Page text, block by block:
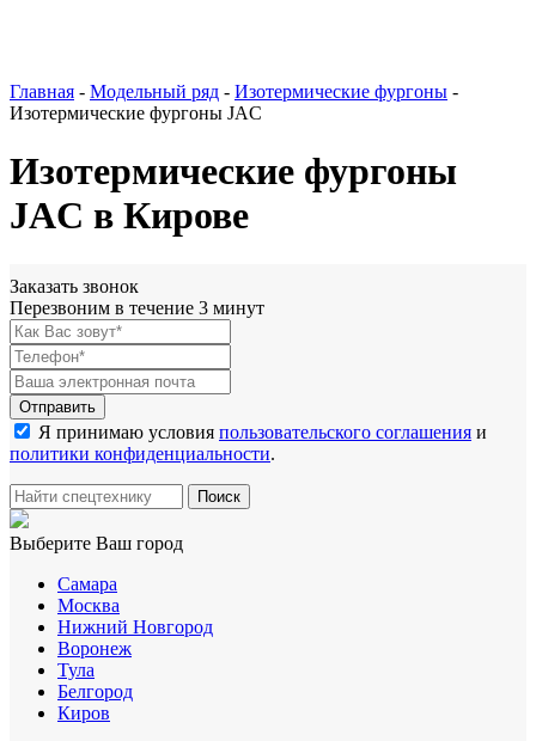
Главная - Модельный ряд - Изотермические фургоны -
Изотермические фургоны JAC
Изотермические фургоны
JAC в Кирове
Заказать звонок
Перезвоним в течение 3 минут
Я принимаю условия пользовательского соглашения и
политики конфиденциальности.
Выберите Ваш город
Самара
Москва
Нижний Новгород
Воронеж
Тула
Белгород
Киров